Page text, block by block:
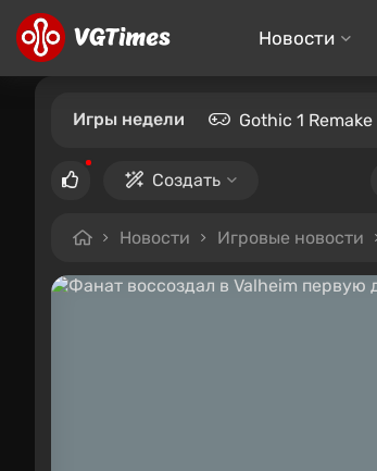
Новости
Игры недели Gothic 1 Remake
Создать
Новости Игровые новости